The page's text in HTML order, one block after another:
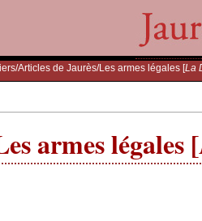
/Articles de Jaurès/Les armes légales [La
armes légales [